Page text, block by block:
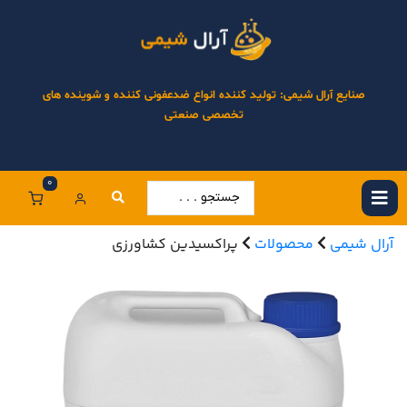
صنایع آرال شیمی: تولید کننده انواع ضدعفونی کننده و شوینده های
تخصصی صنعتی
0
آرال شیمی محصولات پراکسیدین کشاورزی